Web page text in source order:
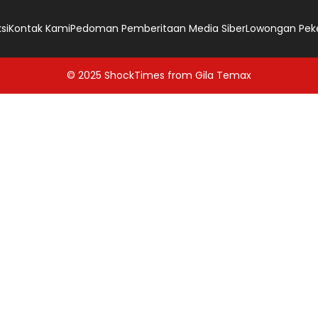
Kontak KamiPedoman Pemberitaan Media SiberLowongan
© 2025 ShockTimes from Gila Temax